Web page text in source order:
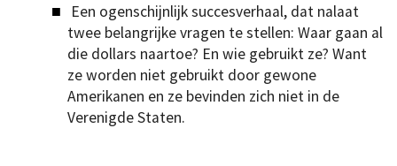
Een ogenschijnlijk succesverhaal, dat nalaat
twee belangrijke vragen te stellen: Waar gaan al
die dollars naartoe? En wie gebruikt ze? Want
ze worden niet gebruikt door gewone
Amerikanen en ze bevinden zich niet in de
Verenigde Staten.